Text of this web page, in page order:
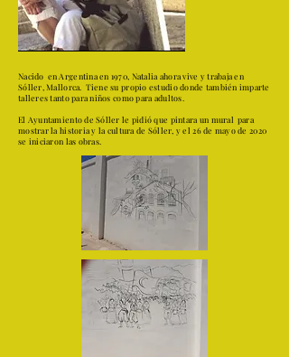
Nacido en Argentina en 1970, Natalia ahora vive y trabaja en
Sóller, Mallorca. Tiene su propio estudio donde también imparte
talleres tanto para niños como para adultos.
El Ayuntamiento de Sóller le pidió que pintara un mural para
mostrar la historia y la cultura de Sóller, y el 26 de mayo de 2020
se iniciaron las obras.